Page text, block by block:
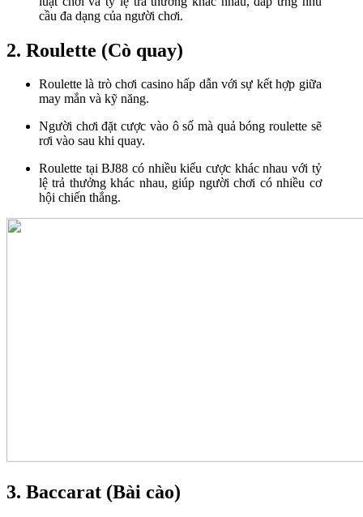
cầu đa dạng của người chơi.
2. Roulette (Cò quay)
Roulette là trò chơi casino hấp dẫn với sự kết hợp giữa
may mắn và kỹ năng.
Người chơi đặt cược vào ô số mà quả bóng roulette sẽ
rơi vào sau khi quay.
Roulette tại BJ88 có nhiều kiểu cược khác nhau với tỷ
lệ trả thưởng khác nhau, giúp người chơi có nhiều cơ
hội chiến thắng.
3. Baccarat (Bài cào)